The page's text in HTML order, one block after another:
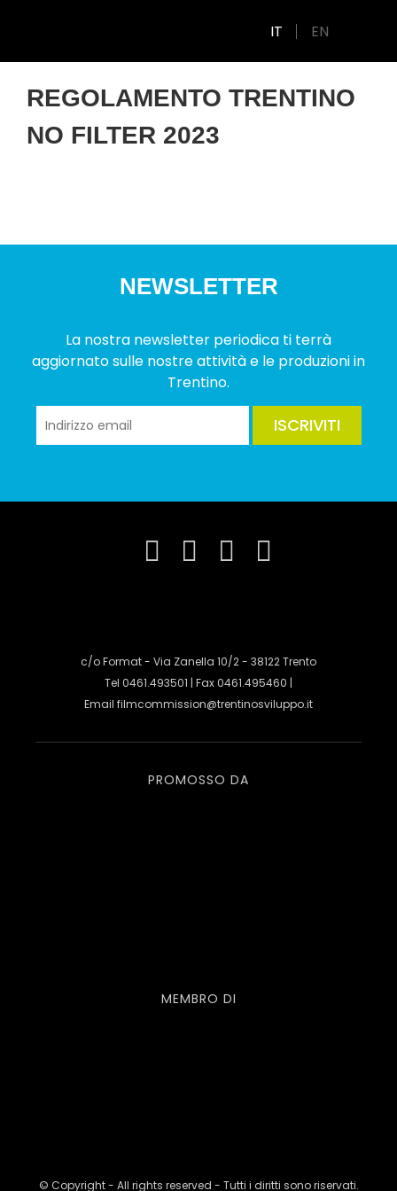
IT EN
REGOLAMENTO TRENTINO
NO FILTER 2023
NEWSLETTER
La nostra newsletter periodica ti terrà
aggiornato sulle nostre attività e le produzioni in
Trentino.
ISCRIVITI
c/o Format - Via Zanella 10/2 - 38122 Trento
Tel 0461.493501 | Fax 0461.495460 |
Email filmcommission@trentinosviluppo.it
PROMOSSO DA
MEMBRO DI
© Copyright - All rights reserved - Tutti i diritti sono riservati.